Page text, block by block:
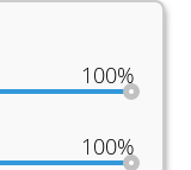
100%
100%